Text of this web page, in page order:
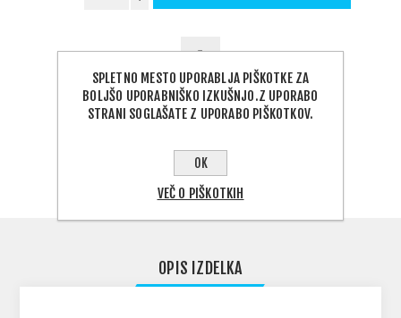
PODELI:
OPIS IZDELKA
SPLETNO MESTO UPORABLJA PIŠKOTKE ZA
BOLJŠO UPORABNIŠKO IZKUŠNJO.Z UPORABO
STRANI SOGLAŠATE Z UPORABO PIŠKOTKOV.
OK
VEČ O PIŠKOTKIH